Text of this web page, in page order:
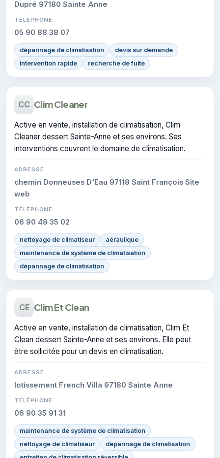
Dupré 97180 Sainte Anne
TÉLÉPHONE
05 90 88 38 07
dépannage de climatisation
devis sur demande
intervention rapide
recherche de fuite
CC Clim Cleaner
Active en vente, installation de climatisation, Clim
Cleaner dessert Sainte-Anne et ses environs. Ses
interventions couvrent le domaine de climatisation.
ADRESSE
chemin Donneuses D'Eau 97118 Saint François Site
web
TÉLÉPHONE
06 90 48 35 02
nettoyage de climatiseur
aéraulique
maintenance de système de climatisation
dépannage de climatisation
CE Clim Et Clean
Active en vente, installation de climatisation, Clim Et
Clean dessert Sainte-Anne et ses environs. Elle peut
être sollicitée pour un devis en climatisation.
ADRESSE
lotissement French Villa 97180 Sainte Anne
TÉLÉPHONE
06 90 35 91 31
maintenance de système de climatisation
nettoyage de climatiseur
dépannage de climatisation